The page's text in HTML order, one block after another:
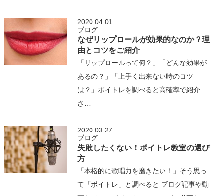
2020.04.01
ブログ
なぜリップロールが効果的なのか？理
由とコツをご紹介
「リップロールって何？」「どんな効果が
あるの？」「上手く出来ない時のコツ
は？」ボイトレを調べると高確率で紹介
さ…
2020.03.27
ブログ
失敗したくない！ボイトレ教室の選び
方
「本格的に歌唱力を磨きたい！」そう思っ
て「ボイトレ」と調べると ブログ記事や動